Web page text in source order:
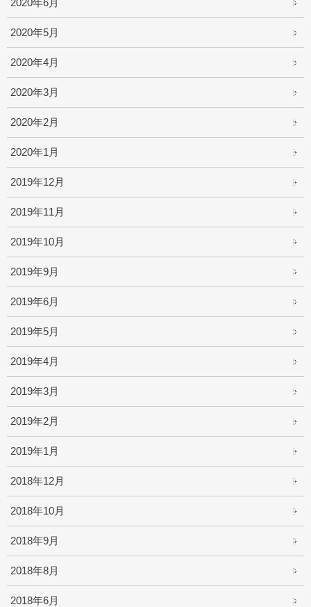
2020年5月
2020年4月
2020年3月
2020年2月
2020年1月
2019年12月
2019年11月
2019年10月
2019年9月
2019年6月
2019年5月
2019年4月
2019年3月
2019年2月
2019年1月
2018年12月
2018年10月
2018年9月
2018年8月
2018年6月